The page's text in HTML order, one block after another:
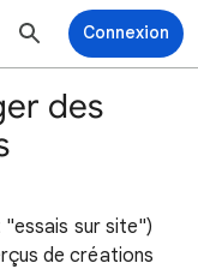
Connexion
des
"essais sur site")
de créations